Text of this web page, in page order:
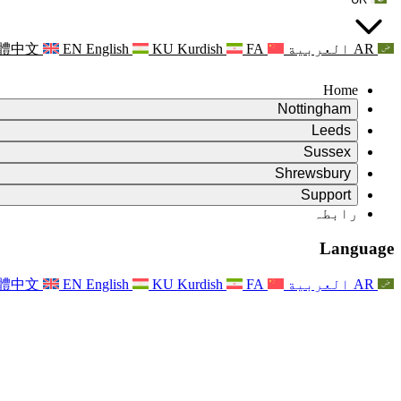
AR العربية 中文 EN English KU Kurdish FA
Home
Nottingham
Review
جائزہ کے چیئرمین
آزاد جائزہ ٹیم
حوالہ جات کی شرائط
آزاد جائزہ کی حتمی رپورٹ
اکثر پوچھے گئے سوالات
رابطہ
For Families
فیملی فیڈ بیک کا عمل
خبرنامے
Leeds
Review
جائزہ کے چیئرمین
آزاد جائزہ ٹیم
حوالہ کی شرائط
رابطہ
خاندانوں کے لیے نفسیاتی معاونت
فیملیز کے لیے اپڈیٹس
واقعات
For Staff
Sussex
Review
جائزہ کے چیئرمین
آزاد جائزہ ٹیم
حوالہ جات کی شرائط
For Families
خاندانوں کے لئے تازہ ترین معلومات
Shrewsbury
Review
زچگی کے جائزے کے لئے حوالہ کی شرائط
اعلانات
Reports
آزاد جائزہ کی حتمی رپورٹ
For Families
Support
Leeds
Nottingham
خاندانی نفسیاتی مدد کی خدمت
دماغی صحت کے بحران کی حمایت
علاقائی خدمات ناٹنگھم
رابطہ
Language
AR العربية 中文 EN English KU Kurdish FA